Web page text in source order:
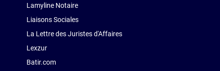
Lamyline Notaire
Liaisons Sociales
La Lettre des Juristes d'Affaires
Lexzur
Batir.com